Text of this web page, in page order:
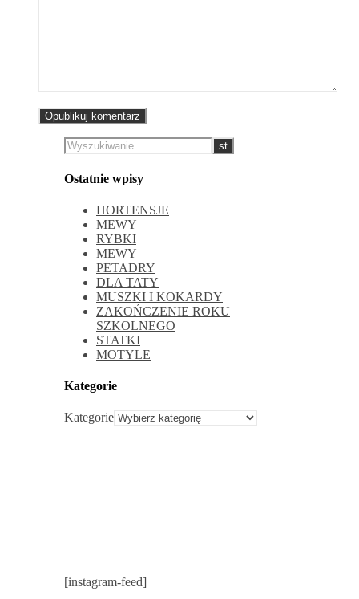
Ostatnie wpisy
HORTENSJE
MEWY
RYBKI
MEWY
PETADRY
DLA TATY
MUSZKI I KOKARDY
ZAKOŃCZENIE ROKU
SZKOLNEGO
STATKI
MOTYLE
Kategorie
Kategorie
[instagram-feed]